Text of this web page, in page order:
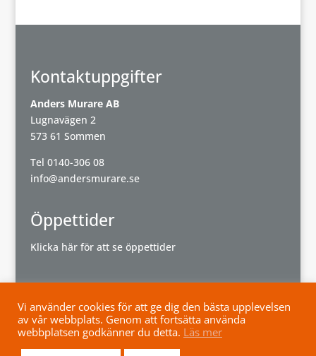
Kontaktuppgifter
Anders Murare AB
Lugnavägen 2
573 61 Sommen
Tel 0140-306 08
info@andersmurare.se
Öppettider
Klicka här för att se öppettider
Powered byWisest
Vi använder cookies för att ge dig den bästa upplevelsen
av vår webbplats. Genom att fortsätta använda
webbplatsen godkänner du detta. Läs mer